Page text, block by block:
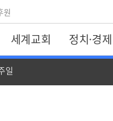
원
세계교회 정치·경제
일